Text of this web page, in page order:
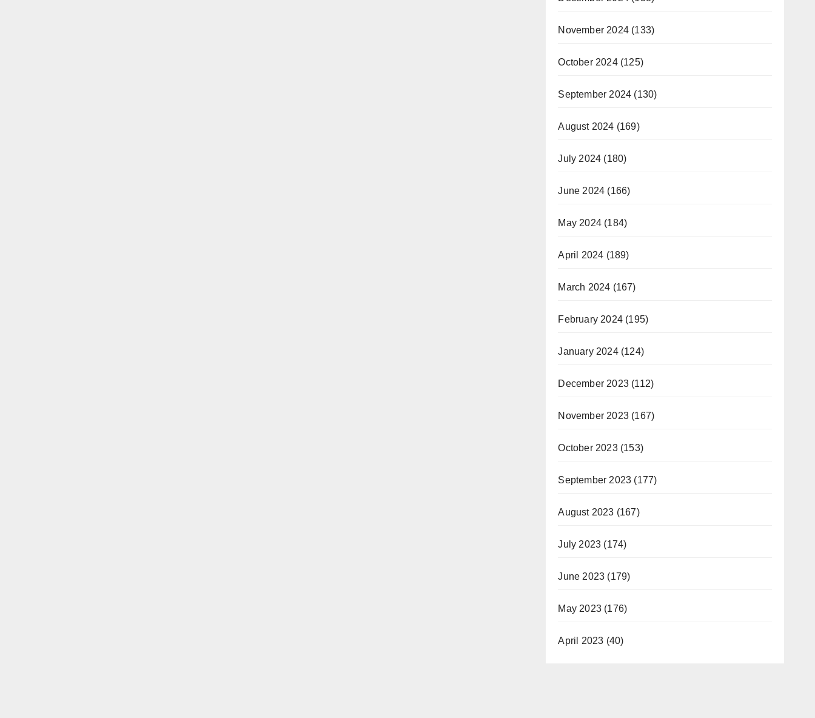
November 2024(133)
October 2024(125)
September 2024 (130)
August 2024 (169)
July 2024 (180)
June 2024 (166)
May 2024(184)
April 2024 (189)
March 2024 (167)
February 2024(195)
January 2024(124)
December 2023(112)
November 2023(167)
October 2023(153)
September 2023 (177)
August 2023 (167)
July 2023 (174)
June 2023 (179)
May 2023(176)
April 2023 (40)